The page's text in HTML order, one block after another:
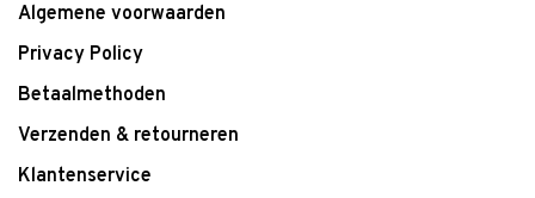
Algemene voorwaarden
Privacy Policy
Betaalmethoden
Verzenden & retourneren
Klantenservice